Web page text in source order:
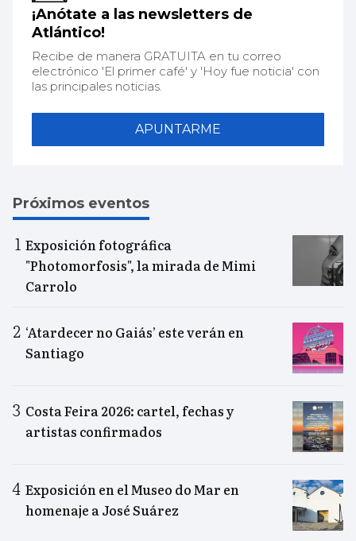
¡Anótate a las newsletters de
Atlántico!
Recibe de manera GRATUITA en tu correo
electrónico 'El primer café' y 'Hoy fue noticia' con
las principales noticias.
APUNTARME
Próximos eventos
Exposición fotográfica
"Photomorfosis", la mirada de Mimi
Carrolo
‘Atardecer no Gaiás’ este verán en
Santiago
Costa Feira 2026: cartel, fechas y
artistas confirmados
Exposición en el Museo do Mar en
homenaje a José Suárez